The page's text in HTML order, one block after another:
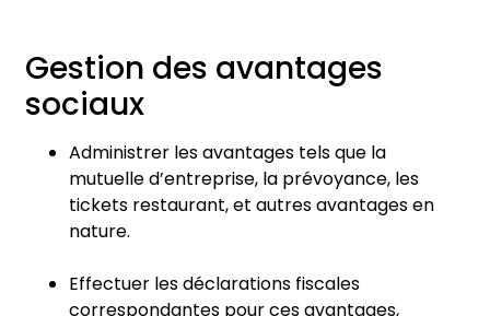
Gestion des avantages
sociaux
Administrer les avantages tels que la
mutuelle d’entreprise, la prévoyance, les
tickets restaurant, et autres avantages en
nature.
Effectuer les déclarations fiscales
correspondantes pour ces avantages,